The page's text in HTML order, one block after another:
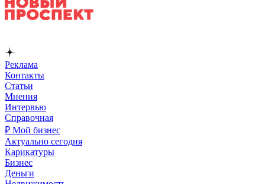
Реклама
Контакты
Статьи
Мнения
Интервью
Справочная
₽ Мой бизнес
Актуально сегодня
Карикатуры
Бизнес
Деньги